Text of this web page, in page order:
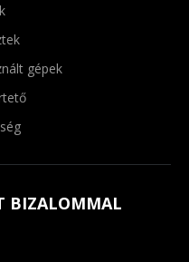
gépek
BIZALOMMAL